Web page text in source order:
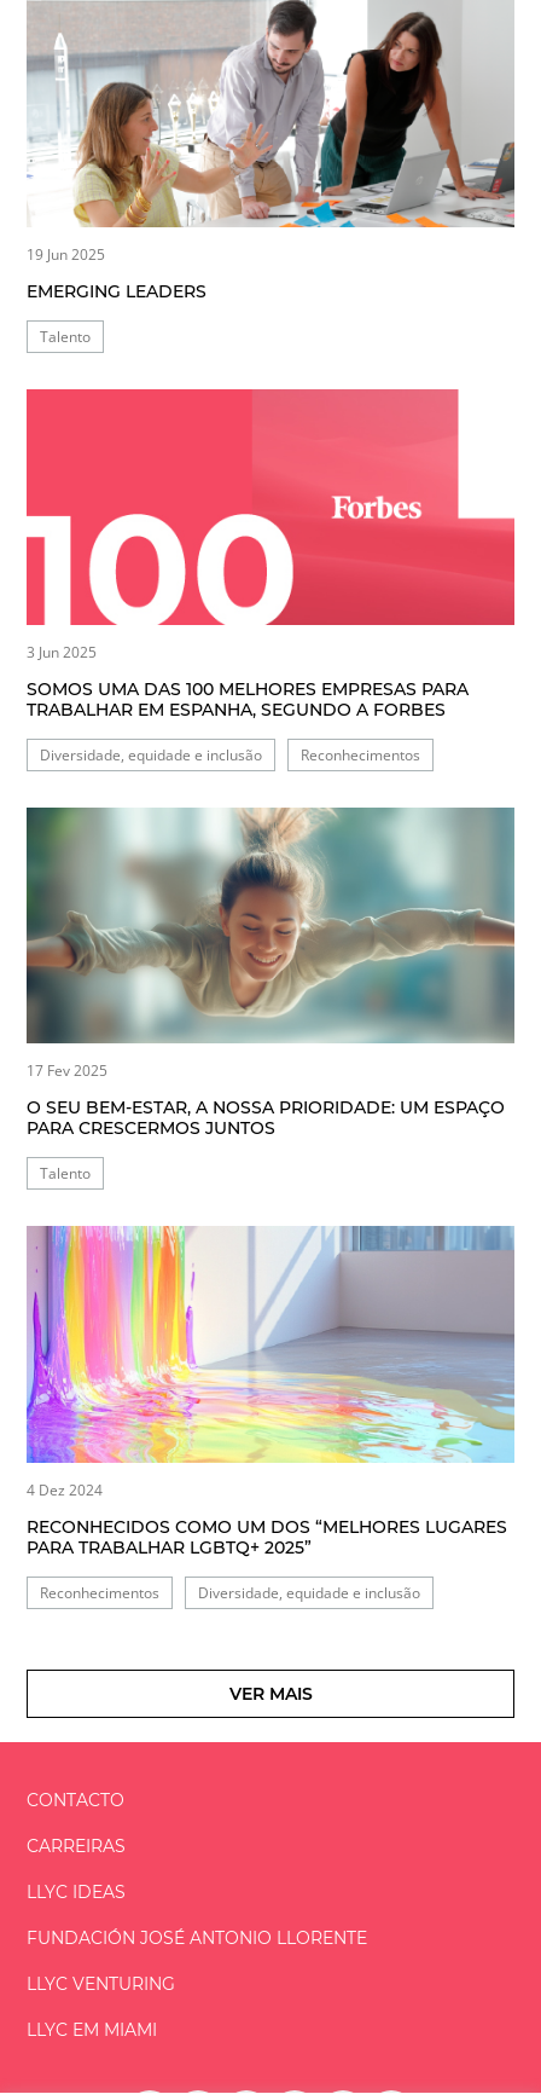
19 Jun 2025
EMERGING LEADERS
Talento
3 Jun 2025
SOMOS UMA DAS 100 MELHORES EMPRESAS PARA
TRABALHAR EM ESPANHA, SEGUNDO A FORBES
Diversidade, equidade e inclusão Reconhecimentos
17 Fev 2025
O SEU BEM-ESTAR, A NOSSA PRIORIDADE: UM ESPAÇO
PARA CRESCERMOS JUNTOS
Talento
4 Dez 2024
RECONHECIDOS COMO UM DOS “MELHORES LUGARES
PARA TRABALHAR LGBTQ+ 2025”
Reconhecimentos Diversidade, equidade e inclusão
VER MAIS
CONTACTO
CARREIRAS
LLYC IDEAS
FUNDACIÓNJOSÉ ANTONIO LLORENTE
LLYC VENTURING
LLYC EM MIAMI